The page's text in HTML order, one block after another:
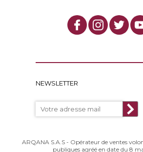
NEWSLETTER
ARQANA S.A.S - Opérateur de ventes
publiques agréé en date du 8